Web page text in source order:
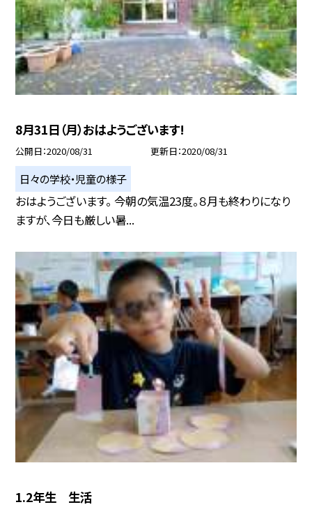
8月31日（月）おはようございます!
公開日 2020/08/31 更新日 2020/08/31
日々の学校・児童の様子
おはようございます。 今朝の気温23度。８月も終わりになり
ますが、今日も厳しい暑...
1.2年生 生活